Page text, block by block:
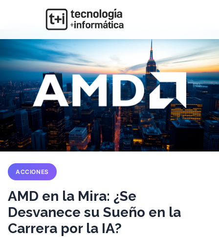
ACCIONES
AMD en la Mira: ¿Se
Desvanece su Sueño en la
Carrera por la IA?